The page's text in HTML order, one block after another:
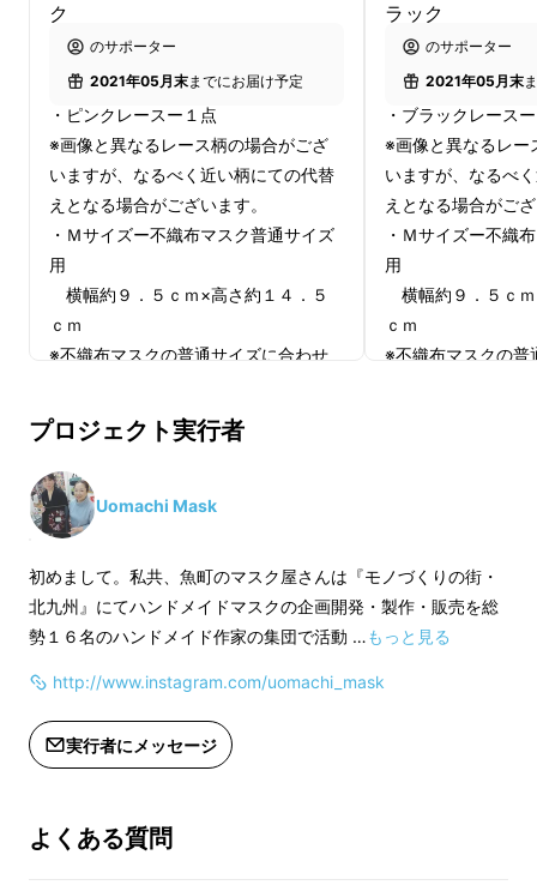
ませんでした。というのも、不織布マスクは蒸
れ・息苦しい・見た目どれも一緒で個性がな
い・長時間付けると臭いや痒みもでてきていま
した。でも、『布マスクの可能性を真剣に毎日
考えている』UomachiMaskとしては、またも
や真剣に不織布マスクと布マスクの融合を考え
ました。
既に不織布マスクカバーはあったものの、どれ
も生地が分厚い、見た目が大人可愛くない等の
納得のいかない物でした。
☆不織布マスクの内側が直接
お肌に当たらない
布マスクにてお肌に弱い方にも安心してお使い
いただける、大変ご好評をいただいております
特殊晒【TioTIo®ＰＲＥＭＩＵＭ】を採用しま
絶対使いたい！から考え始めました。春夏は特
ク
のサポーター
2021年05月末までにお届け予定
・ピンクレースー１点
※画像と異なるレース柄の場合がござ
いますが、なるべく近い柄にての代替
えとなる場合がございます。
・Ｍサイズー不織布マスク普通サイズ
用
横幅約９．５ｃｍ×高さ約１４．５
ｃｍ
※不織布マスクの普通サイズに合わせ
※マスクは付属しておりません。お持
ちのマスクと合わせてご使用くださ
い。
・素材表記ー表生地チュールレース
ナイロン１００％
ー内側生地 ポリエステル
６５％ 綿３５％ ＴｉｏＴｉｏRＰ
ーサイドレース ポリエス
ラック
のサポーター
2021年05月末
・ブラックレース
※画像と異なるレー
いますが、なるべ
えとなる場合がご
・Ｍサイズー不織
用
横幅約９．５ｃ
ｃｍ
※不織布マスクの普
ナイロン１００％
ー内側生地
プロジェクト実行者
Uomachi Mask
初めまして。私共、魚町のマスク屋さんは『モノづくりの街・
北九州』にてハンドメイドマスクの企画開発・製作・販売を総
勢１６名のハンドメイド作家の集団で活動 …もっと見る
http://www.instagram.com/uomachi_mask
実行者にメッセージ
よくある質問